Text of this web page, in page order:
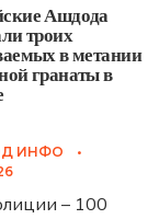
Ашдода
троих
в метании
гранаты в
ИНФО
•
– 100